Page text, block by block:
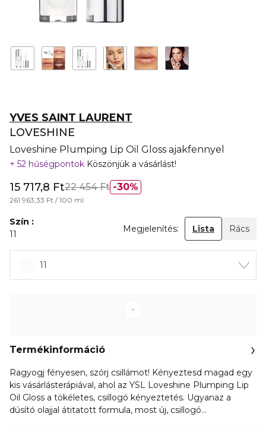
YVES SAINT LAURENT
LOVESHINE
Loveshine Plumping Lip Oil Gloss ajakfennyel
52 hűségpontok Köszönjük a vásárlást!
30%
15 717,8 Ft22 454 Ft
261 963,33 Ft / 100 ml
Szín
11
Megjelenítés: Lista Rács
11
Termékinformáció
Ragyogj fényesen, szórj csillámot! Kényeztesd magad egy
kis vásárlásterápiával, ahol az YSL Loveshine Plumping Lip
Oil Gloss a tökéletes, csillogó kényeztetés. Ugyanaz a
dúsító olajjal átitatott formula, most új, csillogó